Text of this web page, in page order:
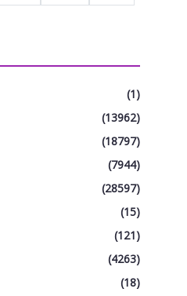
(1)
(13962)
(18797)
(7944)
(28597)
(15)
(121)
(4263)
(18)